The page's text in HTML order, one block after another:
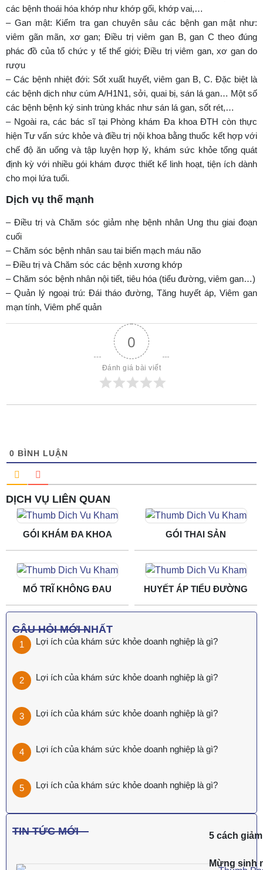
các bệnh thoái hóa khớp như khớp gối, khớp vai,…
– Gan mật: Kiểm tra gan chuyên sâu các bệnh gan mật như:
viêm gãn mãn, xơ gan; Điều trị viêm gan B, gan C theo đúng
phác đồ của tổ chức y tế thế giới; Điều trị viêm gan, xơ gan do
rượu
– Các bệnh nhiệt đới: Sốt xuất huyết, viêm gan B, C. Đặc biệt là
các bệnh dịch như cúm A/H1N1, sởi, quai bị, sán lá gan… Một số
các bệnh bệnh ký sinh trùng khác như sán lá gan, sốt rét,…
– Ngoài ra, các bác sĩ tại Phòng khám Đa khoa ĐTH còn thực
hiện Tư vấn sức khỏe và điều trị nội khoa bằng thuốc kết hợp với
chế độ ăn uống và tập luyện hợp lý, khám sức khỏe tổng quát
định kỳ với nhiều gói khám được thiết kế linh hoạt, tiện ích dành
cho mọi lứa tuổi.
Dịch vụ thế mạnh
– Điều trị và Chăm sóc giảm nhẹ bệnh nhân Ung thu giai đoạn
cuối
– Chăm sóc bệnh nhân sau tai biến mạch máu não
– Điều trị và Chăm sóc các bệnh xương khớp
– Chăm sóc bệnh nhân nội tiết, tiêu hóa (tiểu đường, viêm gan…)
– Quản lý ngoại trú: Đái tháo đường, Tăng huyết áp, Viêm gan
mạn tính, Viêm phế quản
0
Đánh giá bài viết
0 BÌNH LUẬN
DỊCH VỤ LIÊN QUAN
GÓI KHÁM ĐA KHOA GÓI THAI SẢN
MỔ TRĨ KHÔNG ĐAU HUYẾT ÁP TIỂU ĐƯỜNG
CÂU HỎI MỚI NHẤT
Lợi ích của khám sức khỏe doanh nghiệp là gì?
Lợi ích của khám sức khỏe doanh nghiệp là gì?
Lợi ích của khám sức khỏe doanh nghiệp là gì?
Lợi ích của khám sức khỏe doanh nghiệp là gì?
Lợi ích của khám sức khỏe doanh nghiệp là gì?
TIN TỨC MỚI 5 cách
Mừng sinh